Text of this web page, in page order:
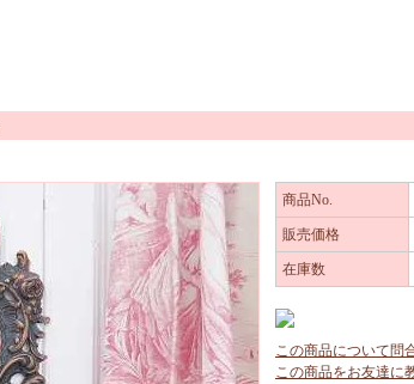
商品No.
販売価格
在庫数
この商品について問
この商品をお友達に